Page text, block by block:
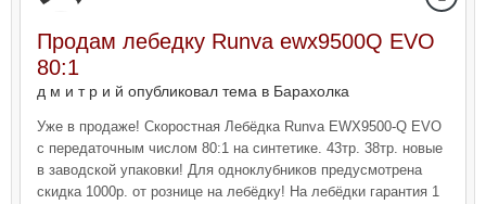
Продам лебедку Runva ewx9500Q EVO
80:1
д м и т р и й опубликовал тема в Барахолка
Уже в продаже! Скоростная Лебёдка Runva EWX9500-Q EVO
с передаточным числом 80:1 на синтетике. 43тр. 38тр. новые
в заводской упаковки! Для одноклубников предусмотрена
скидка 1000р. от рознице на лебёдку! На лебёдки гарантия 1